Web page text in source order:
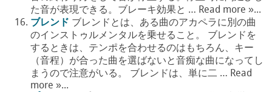
た音が表現できる。ブレーキ効果と … Read more »...
ブレンド ブレンドとは、ある曲のアカペラに別の曲
のインストゥルメンタルを乗せること。 ブレンドを
するときは、テンポを合わせるのはもちろん、キー
（音程）が合った曲を選ばないと音痴な曲になってし
まうので注意がいる。 ブレンドは、単に二 … Read
more »...